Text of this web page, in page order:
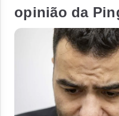
opinião da